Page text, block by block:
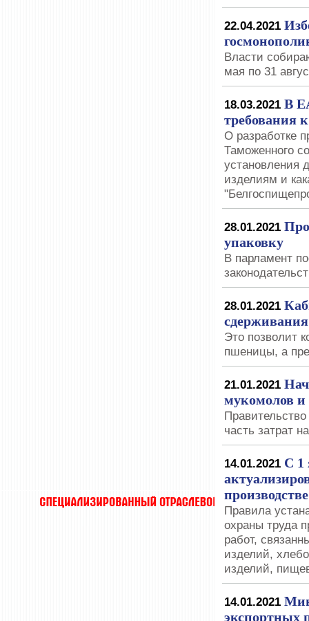
22.04.2021
Власти
мая по 31
18.03.2021 В
требования
O разработке
Таможенного
установления
изделиям и
28.01.2021
упаковку
В парламент
28.01.2021
Это позволит
пшеницы, а
21.01.2021
мукомолов и
часть затрат
14.01.2021 С 1
Правила
охраны труда
работ,
изделий,
изделий,
14.01.2021
экспортных